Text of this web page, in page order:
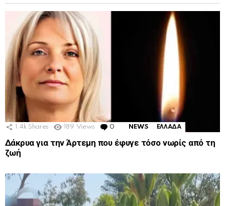
1.4k Shares 189 Views 0 Comments
NEWS ΕΛΛΑΔΑ
Δάκρυα για την Άρτεμη που έφυγε τόσο νωρίς από τη
ζωή